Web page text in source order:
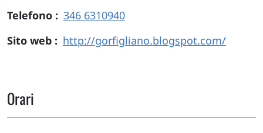
Telefono
346 6310940
Sito web
http://gorfigliano.blogspot.com/
Orari